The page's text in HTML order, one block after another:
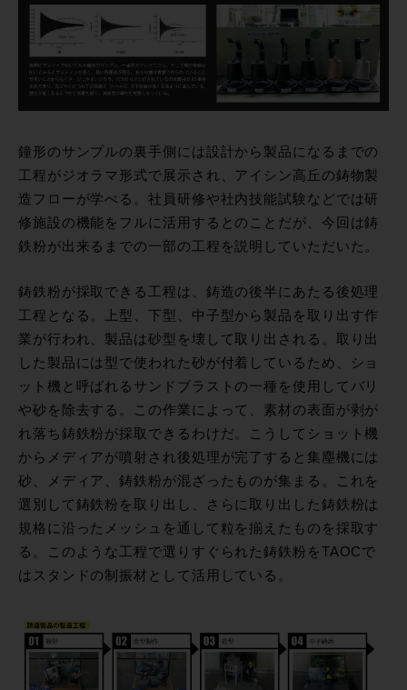
鐘形のサンプルの裏手側には設計から製品になるまでの
工程がジオラマ形式で展示され、アイシン高丘の鋳物製
造フローが学べる。社員研修や社内技能試験などでは研
修施設の機能をフルに活用するとのことだが、今回は鋳
鉄粉が出来るまでの一部の工程を説明していただいた。
鋳鉄粉が採取できる工程は、鋳造の後半にあたる後処理
工程となる。上型、下型、中子型から製品を取り出す作
業が行われ、製品は砂型を壊して取り出される。取り出
した製品には型で使われた砂が付着しているため、ショ
ット機と呼ばれるサンドブラストの一種を使用してバリ
や砂を除去する。この作業によって、素材の表面が剥が
れ落ち鋳鉄粉が採取できるわけだ。こうしてショット機
からメディアが噴射され後処理が完了すると集塵機には
砂、メディア、鋳鉄粉が混ざったものが集まる。これを
選別して鋳鉄粉を取り出し、さらに取り出した鋳鉄粉は
規格に沿ったメッシュを通して粒を揃えたものを採取す
る。このような工程で選りすぐられた鋳鉄粉をTAOCで
はスタンドの制振材として活用している。